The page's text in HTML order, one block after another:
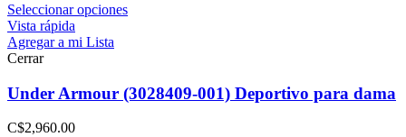
Seleccionar opciones
Vista rápida
Agregar a mi Lista
Cerrar
Under Armour (3028409-001) Deportivo para dama
C$2,960.00